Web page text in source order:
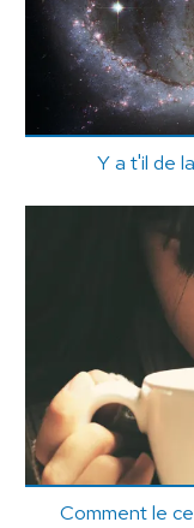
Y a t'il de
Comment le